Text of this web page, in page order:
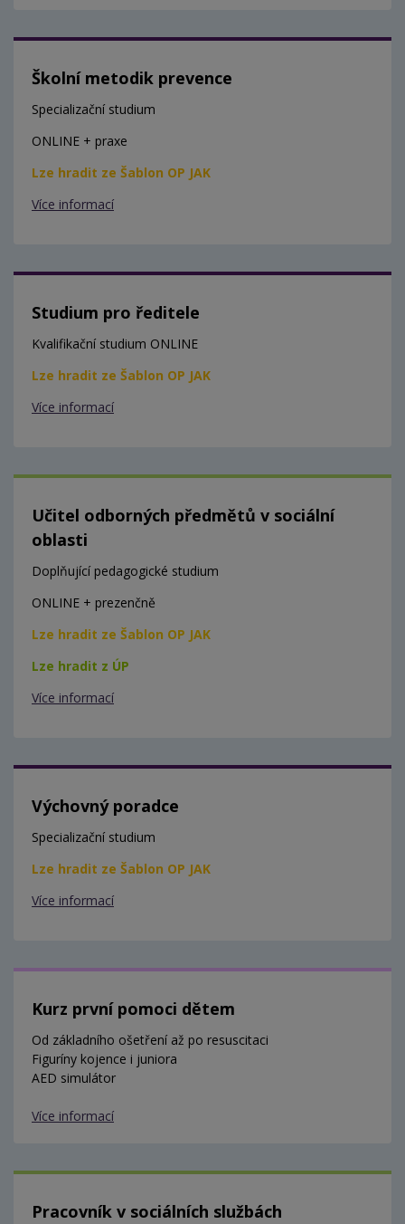
Školní metodik prevence
Specializační studium
ONLINE + praxe
Lze hradit ze Šablon OP JAK
Více informací
Studium pro ředitele
Kvalifikační studium ONLINE
Lze hradit ze Šablon OP JAK
Více informací
Učitel odborných předmětů v sociální
oblasti
Doplňující pedagogické studium
ONLINE + prezenčně
Lze hradit ze Šablon OP JAK
Lze hradit z ÚP
Více informací
Výchovný poradce
Specializační studium
Lze hradit ze Šablon OP JAK
Více informací
Kurz první pomoci dětem
Od základního ošetření až po resuscitaci
Figuríny kojence i juniora
AED simulátor
Více informací
Pracovník v sociálních službách